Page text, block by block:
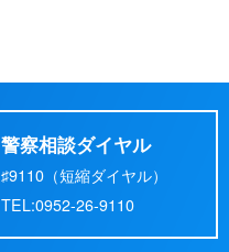
警察相談ダイヤル
♯9110（短縮ダイヤル）
TEL:0952-26-9110